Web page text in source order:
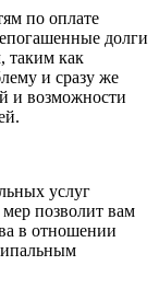
по оплате
долги
таким как
и сразу же
и возможности
услуг
позволит вам
в отношении